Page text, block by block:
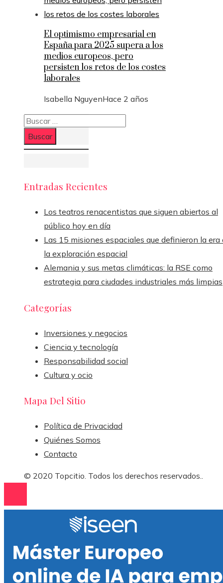
El optimismo empresarial en
España para 2025 supera a los
medios europeos, pero
persisten los retos de los costes
laborales
Isabella NguyenHace 2 años
Buscar:
Entradas Recientes
Los teatros renacentistas que siguen abiertos al
público hoy en día
Las 15 misiones espaciales que definieron la era
la exploración espacial
Alemania y sus metas climáticas: la RSE como
estrategia para ciudades industriales más limpias
Categorías
Inversiones y negocios
Ciencia y tecnología
Responsabilidad social
Cultura y ocio
Mapa Del Sitio
Política de Privacidad
Quiénes Somos
Contacto
© 2020 Topcitio. Todos los derechos reservados..